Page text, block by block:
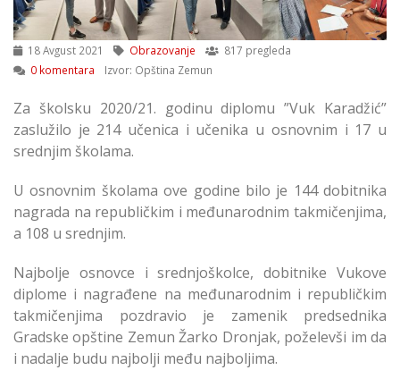
18 Avgust 2021 Obrazovanje
817 pregleda
0 komentara
Izvor: Opština Zemun
Za školsku 2020/21. godinu diplomu ”Vuk Karadžić”
zaslužilo je 214 učenica i učenika u osnovnim i 17 u
srednjim školama.
U osnovnim školama ove godine bilo je 144 dobitnika
nagrada na republičkim i međunarodnim takmičenjima,
a 108 u srednjim.
Najbolje osnovce i srednjoškolce, dobitnike Vukove
diplome i nagrađene na međunarodnim i republičkim
takmičenjima pozdravio je zamenik predsednika
Gradske opštine Zemun Žarko Dronjak, poželevši im da
i nadalje budu najbolji među najboljima.